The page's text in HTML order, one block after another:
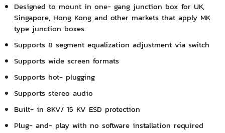
Designed to mount in one- gang junction box for UK,
Singapore, Hong Kong and other markets that apply MK
type junction boxes.
Supports 8 segment equalization adjustment via switch
Supports wide screen formats
Supports hot- plugging
Supports stereo audio
Built- in 8KV/ 15 KV ESD protection
Plug- and- play with no software installation required